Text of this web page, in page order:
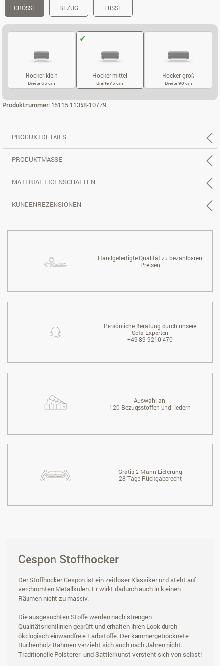
GRÖSSE BEZUG FÜSSE
Hocker klein
Breite 65 cm
Hocker mittel
Breite 75 cm
Hocker groß
Breite 90 cm
Produktnummer: 15115.11358-10779
PRODUKTDETAILS
PRODUKTMASSE
MATERIAL EIGENSCHAFTEN
KUNDENREZENSIONEN
Handgefertigte Qualität zu bezahlbaren
Preisen
Persönliche Beratung durch unsere
Sofa-Experten
+49 89 9210 470
Auswahl an
120 Bezugsstoffen und -ledern
Gratis 2-Mann Lieferung
28 Tage Rückgaberecht
Cespon Stoffhocker
Der Stoffhocker Cespon ist ein zeitloser Klassiker und steht auf
verchromten Metallkufen. Er wirkt dadurch auch in kleinen
Räumen nicht zu massiv.
Die ausgesuchten Stoffe werden nach strengen
Qualitätsrichtlinien geprüft und erhalten ihren Look durch
ökologisch einwandfreie Farbstoffe. Der kammergetrocknete
Buchenholz Rahmen verzieht sich auch nach Jahren nicht.
Traditionelle Polsterer- und Sattlerkunst versteht sich von selbst!